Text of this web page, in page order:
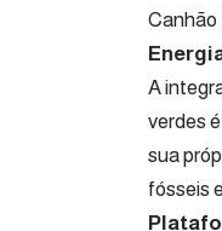
Canhão
A
verdes
sua
fósseis